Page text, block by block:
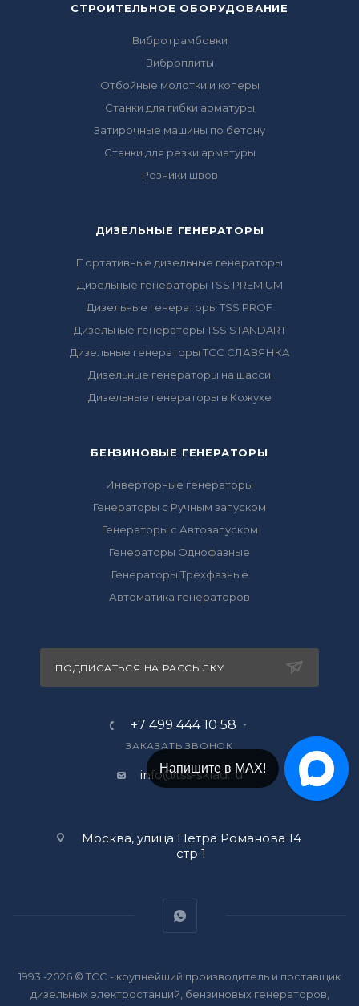
СТРОИТЕЛЬНОЕ ОБОРУДОВАНИЕ
Вибротрамбовки
Виброплиты
Отбойные молотки и коперы
Станки для гибки арматуры
Затирочные машины по бетону
Станки для резки арматуры
Резчики швов
ДИЗЕЛЬНЫЕ ГЕНЕРАТОРЫ
Портативные дизельные генераторы
Дизельные генераторы TSS PREMIUM
Дизельные генераторы TSS PROF
Дизельные генераторы TSS STANDART
Дизельные генераторы ТСС СЛАВЯНКА
Дизельные генераторы на шасси
Дизельные генераторы в Кожухе
БЕНЗИНОВЫЕ ГЕНЕРАТОРЫ
Инверторные генераторы
Генераторы с Ручным запуском
Генераторы с Автозапуском
Генераторы Однофазные
Генераторы Трехфазные
Автоматика генераторов
ПОДПИСАТЬСЯ НА РАССЫЛКУ
+7 499 444 10 58
ЗАКАЗАТЬ ЗВОНОК
info@tss-sklad.ru
Москва, улица Петра Романова 14
стр 1
1993 -2026 © ТСС - крупнейший производитель и поставщик
дизельных электростанций, бензиновых генераторов,
Напишите в МАХ!